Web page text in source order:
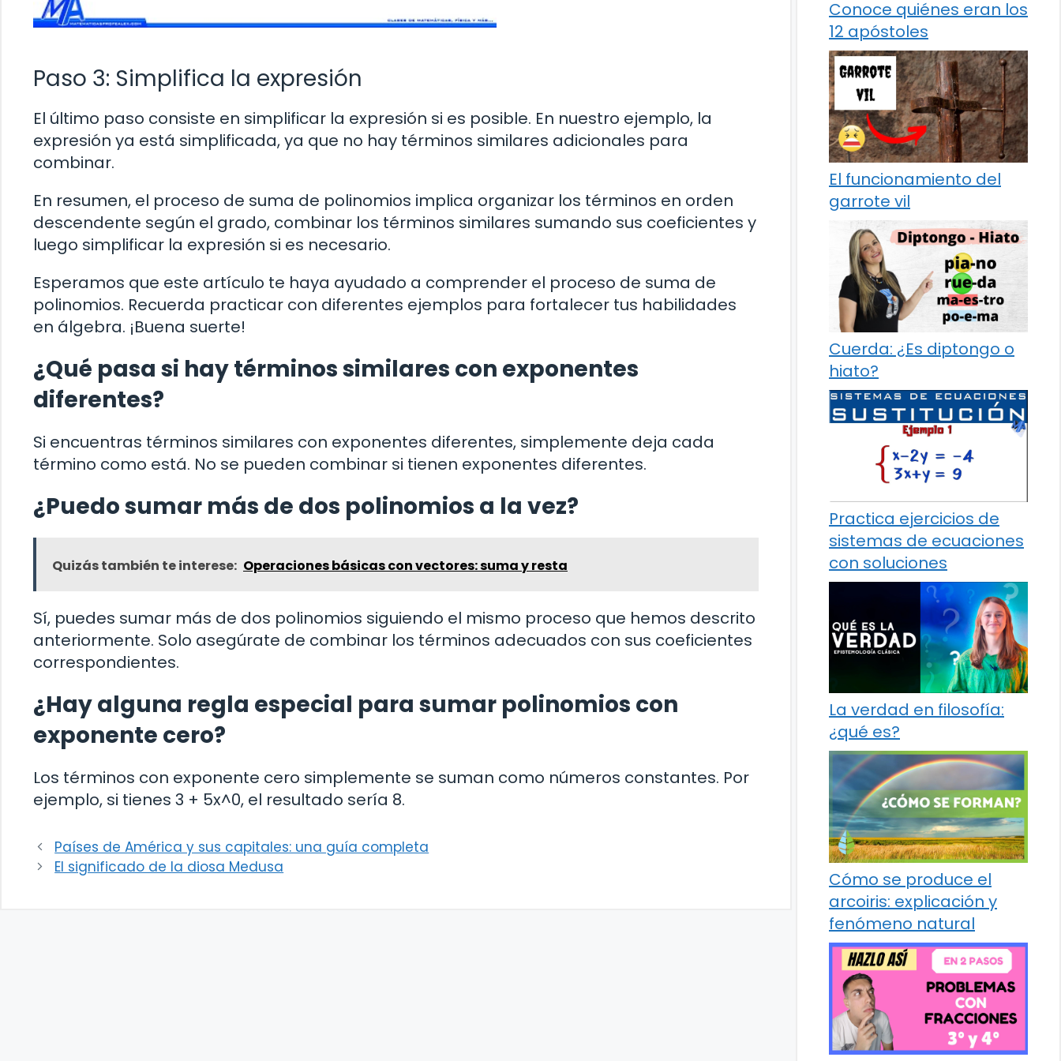
Paso 3: Simplifica la expresión
El último paso consiste en simplificar la expresión si es posible. En nuestro ejemplo, la
expresión ya está simplificada, ya que no hay términos similares adicionales para
combinar.
En resumen, el proceso de suma de polinomios implica organizar los términos en orden
descendente según el grado, combinar los términos similares sumando sus coeficientes y
luego simplificar la expresión si es necesario.
Esperamos que este artículo te haya ayudado a comprender el proceso de suma de
polinomios. Recuerda practicar con diferentes ejemplos para fortalecer tus habilidades
en álgebra. ¡Buena suerte!
¿Qué pasa si hay términos similares con exponentes
diferentes?
Si encuentras términos similares con exponentes diferentes, simplemente deja cada
término como está. No se pueden combinar si tienen exponentes diferentes.
¿Puedo sumar más de dos polinomios a la vez?
Quizás también te interese: Operaciones básicas con vectores: suma y resta
Sí, puedes sumar más de dos polinomios siguiendo el mismo proceso que hemos descrito
anteriormente. Solo asegúrate de combinar los términos adecuados con sus coeficientes
correspondientes.
¿Hay alguna regla especial para sumar polinomios con
exponente cero?
Los términos con exponente cero simplemente se suman como números constantes. Por
ejemplo, si tienes 3 + 5x^0, el resultado sería 8.
Países de América y sus capitales: una guía completa
El significado de la diosa Medusa
Conoce quiénes eran los
12 apóstoles
El funcionamiento del
garrote vil
Cuerda: ¿Es diptongo o
hiato?
Practica ejercicios de
sistemas de ecuaciones
con soluciones
La verdad en filosofía:
¿qué es?
Cómo se produce el
arcoiris: explicación y
fenómeno natural